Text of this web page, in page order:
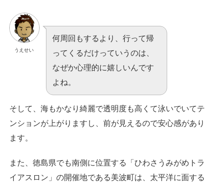
うえせい
何周回もするより、行って帰
ってくるだけっていうのは、
なぜか心理的に嬉しいんです
よね。
そして、海もかなり綺麗で透明度も高くて泳いでいてテ
ンションが上がりますし、前が見えるので安心感があり
ます。
また、徳島県でも南側に位置する「ひわさうみがめトラ
イアスロン」の開催地である美波町は、太平洋に面する